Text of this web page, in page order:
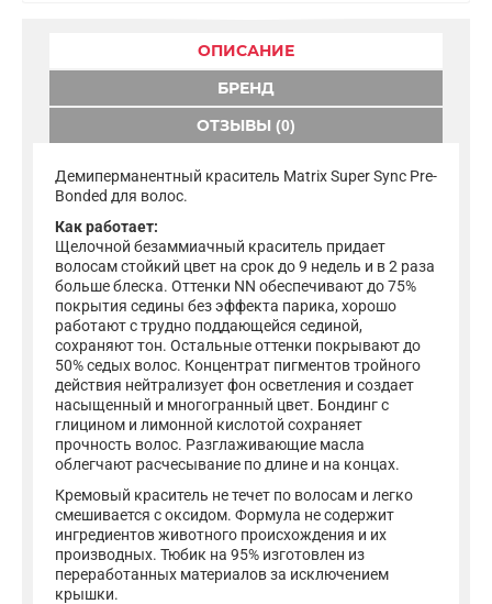
ОПИСАНИЕ
БРЕНД
ОТЗЫВЫ (0)
Демиперманентный краситель Matrix Super Sync Pre-
Bonded для волос.
Как работает:
Щелочной безаммиачный краситель придает
волосам стойкий цвет на срок до 9 недель и в 2 раза
больше блеска. Оттенки NN обеспечивают до 75%
покрытия седины без эффекта парика, хорошо
работают с трудно поддающейся сединой,
сохраняют тон. Остальные оттенки покрывают до
50% седых волос. Концентрат пигментов тройного
действия нейтрализует фон осветления и создает
насыщенный и многогранный цвет. Бондинг с
глицином и лимонной кислотой сохраняет
прочность волос. Разглаживающие масла
облегчают расчесывание по длине и на концах.
Кремовый краситель не течет по волосам и легко
смешивается с оксидом. Формула не содержит
ингредиентов животного происхождения и их
производных. Тюбик на 95% изготовлен из
переработанных материалов за исключением
крышки.